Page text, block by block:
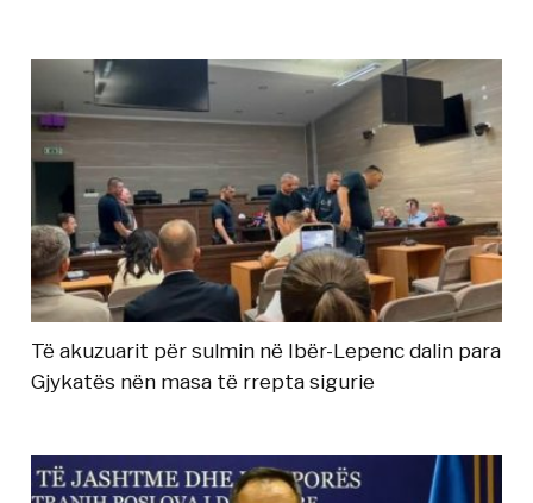
Të akuzuarit për sulmin në Ibër-Lepenc dalin para
Gjykatës nën masa të rrepta sigurie